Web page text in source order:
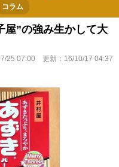
コラム
屋”の強み生かして大
25 07:00 更新： 16/10/17 04:37